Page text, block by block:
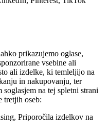
prikazujemo oglase,
vsebine ali
ali izdelke, ki temleljijo na
in nakupovanju, ter
na tej spletni strani
tretjih oseb:
Priporočila izdelkov na